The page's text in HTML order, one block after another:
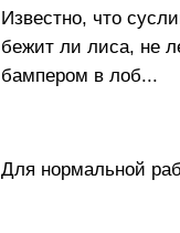
Известно, что
бежит ли лиса, не
бампером в лоб...
Для нормальной